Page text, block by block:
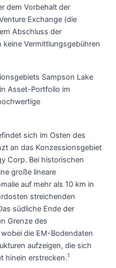
dem Vorbehalt der
Exchange (die
Abschluss der
Vermittlungsgebühren
Sampson Lake
Asset-Portfolio im
sich im Osten des
an das Konzessionsgebiet
Corp. Bei historischen
große lineare
auf mehr als 10 km in
streichenden
südliche Ende der
Grenze des
die EM-Bodendaten
aufzeigen, die sich
hinein erstrecken.1